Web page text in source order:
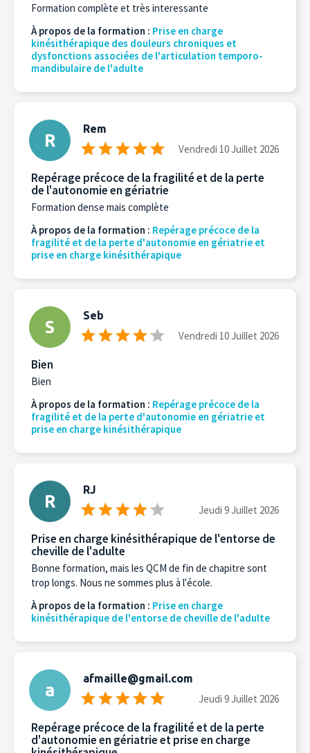
Formation complète et très interessante
À propos de la formation : Prise en charge
kinésithérapique des douleurs chroniques et
dysfonctions associées de l'articulation temporo-
mandibulaire de l'adulte
R
Rem
Vendredi 10 Juillet 2026
Repérage précoce de la fragilité et de la perte
de l'autonomie en gériatrie
Formation dense mais complète
À propos de la formation : Repérage précoce de la
fragilité et de la perte d'autonomie en gériatrie et
prise en charge kinésithérapique
S
Seb
Vendredi 10 Juillet 2026
Bien
Bien
À propos de la formation : Repérage précoce de la
fragilité et de la perte d'autonomie en gériatrie et
prise en charge kinésithérapique
R
RJ
Jeudi 9 Juillet 2026
Prise en charge kinésithérapique de l'entorse de
cheville de l'adulte
Bonne formation, mais les QCM de fin de chapitre sont
trop longs. Nous ne sommes plus à l'école.
À propos de la formation : Prise en charge
kinésithérapique de l'entorse de cheville de l'adulte
a
afmaille@gmail.com
Jeudi 9 Juillet 2026
Repérage précoce de la fragilité et de la perte
d'autonomie en gériatrie et prise en charge